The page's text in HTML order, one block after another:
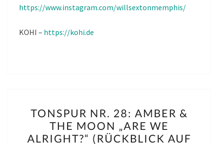
https://www.instagram.com/willsextonmemphis/
KOHI – https://kohi.de
NR.
28:
TONSPUR NR. 28: AMBER &
THE MOON „ARE WE
ALRIGHT?“ (RÜCKBLICK AUF